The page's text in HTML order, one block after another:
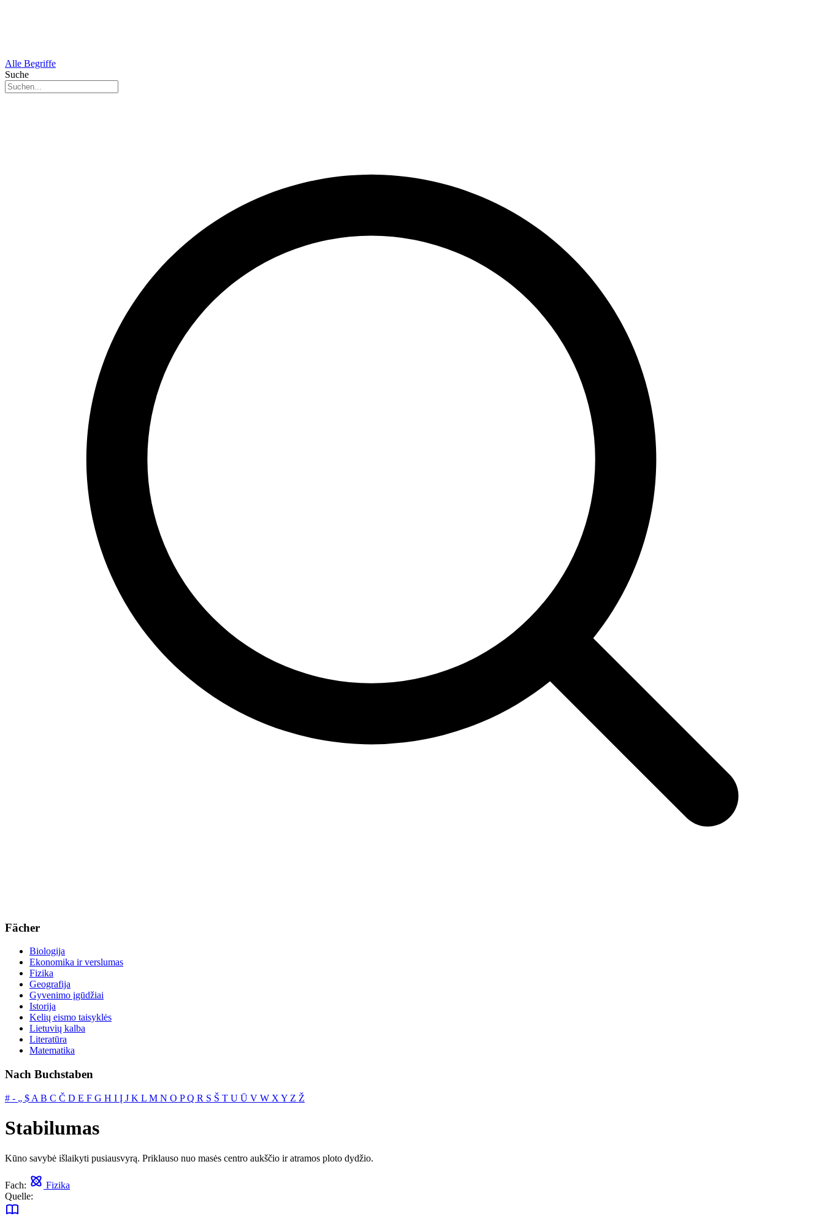
Alle Begriffe
Suche
Fächer
Biologija
Ekonomika ir verslumas
Fizika
Geografija
Gyvenimo įgūdžiai
Istorija
Kelių eismo taisyklės
Lietuvių kalba
Literatūra
Matematika
Nach Buchstaben
# ‐ „ $ A B C Č D E F G H I Į J K L M N O PQ R S Š T U Ū V W X Y Z Ž
Stabilumas
Kūno savybė išlaikyti pusiausvyrą. Priklauso nuo masės centro aukščio ir atramos ploto dydžio.
Fach:
Fizika
Quelle: